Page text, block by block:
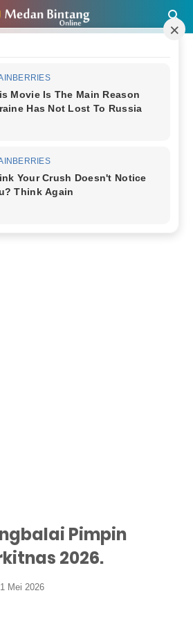
Pimpin
2026.
Mei 2026